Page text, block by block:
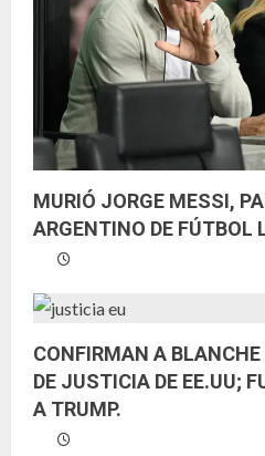
MURIÓ JORGE MESSI,
ARGENTINO DE FÚTBOL
CONFIRMAN A
DE JUSTICIA DE EE.UU;
A TRUMP.